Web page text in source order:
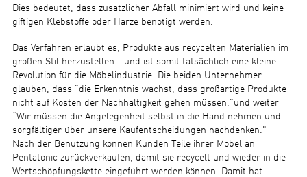
Dies bedeutet, dass zusätzlicher Abfall minimiert wird und keine
giftigen Klebstoffe oder Harze benötigt werden.
Das Verfahren erlaubt es, Produkte aus recycelten Materialien im
großen Stil herzustellen - und ist somit tatsächlich eine kleine
Revolution für die Möbelindustrie. Die beiden Unternehmer
glauben, dass "die Erkenntnis wächst, dass großartige Produkte
nicht auf Kosten der Nachhaltigkeit gehen müssen."und weiter
“Wir müssen die Angelegenheit selbst in die Hand nehmen und
sorgfältiger über unsere Kaufentscheidungen nachdenken."
Nach der Benutzung können Kunden Teile ihrer Möbel an
Pentatonic zurückverkaufen, damit sie recycelt und wieder in die
Wertschöpfungskette eingeführt werden können. Damit hat